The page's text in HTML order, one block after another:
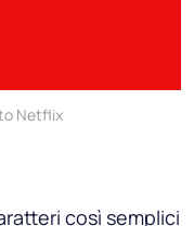
Netflix
così semplici